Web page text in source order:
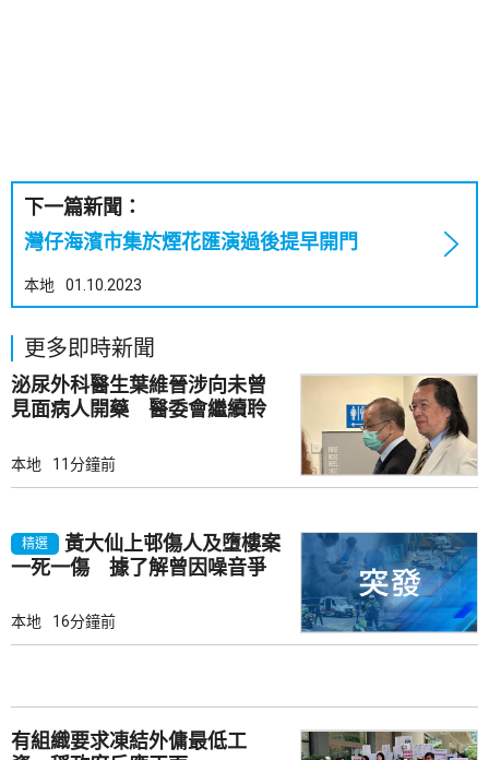
下一篇新聞：
灣仔海濱市集於煙花匯演過後提早開門
本地 01.10.2023
更多即時新聞
泌尿外科醫生葉維晉涉向未曾
見面病人開藥 醫委會繼續聆
本地 11分鐘前
精選
黃大仙上邨傷人及墮樓案
一死一傷 據了解曾因噪音爭
本地 16分鐘前
有組織要求凍結外傭最低工